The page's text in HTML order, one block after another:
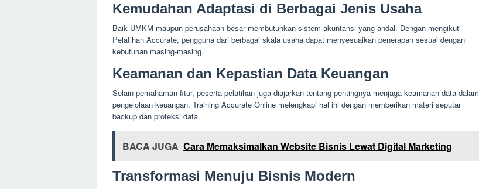
Kemudahan Adaptasi di Berbagai Jenis Usaha
Baik UMKM maupun perusahaan besar membutuhkan sistem akuntansi yang andal. Dengan mengikuti
Pelatihan Accurate, pengguna dari berbagai skala usaha dapat menyesuaikan penerapan sesuai dengan
kebutuhan masing-masing.
Keamanan dan Kepastian Data Keuangan
Selain pemahaman fitur, peserta pelatihan juga diajarkan tentang pentingnya menjaga keamanan data dalam
pengelolaan keuangan. Training Accurate Online melengkapi hal ini dengan memberikan materi seputar
backup dan proteksi data.
BACA JUGA Cara Memaksimalkan Website Bisnis Lewat Digital Marketing
Transformasi Menuju Bisnis Modern